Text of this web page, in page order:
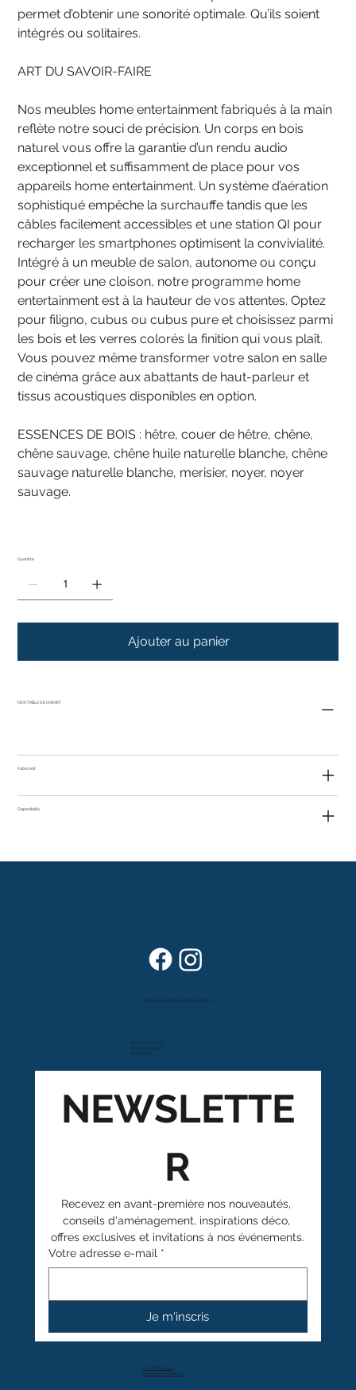
permet d’obtenir une sonorité optimale. Qu’ils soient
intégrés ou solitaires.
ART DU SAVOIR-FAIRE
Nos meubles home entertainment fabriqués à la main
reflète notre souci de précision. Un corps en bois
naturel vous offre la garantie d’un rendu audio
exceptionnel et suffisamment de place pour vos
appareils home entertainment. Un système d’aération
sophistiqué empêche la surchauffe tandis que les
câbles facilement accessibles et une station QI pour
recharger les smartphones optimisent la convivialité.
Intégré à un meuble de salon, autonome ou conçu
pour créer une cloison, notre programme home
entertainment est à la hauteur de vos attentes. Optez
pour filigno, cubus ou cubus pure et choisissez parmi
les bois et les verres colorés la finition qui vous plaît.
Vous pouvez même transformer votre salon en salle
de cinéma grâce aux abattants de haut-parleur et
tissus acoustiques disponibles en option.
ESSENCES DE BOIS : hêtre, couer de hêtre, chêne,
chêne sauvage, chêne huile naturelle blanche, chêne
sauvage naturelle blanche, merisier, noyer, noyer
sauvage.
Quantité
Ajouter au panier
NOX TABLE DE CHEVET
Fabricant
Disponibilité
Route cantonale 4
Case postale 157
1963 Vétroz
Dans vos foyers depuis plus de 80 ans
+41 27 766 40 40
info@anthamatten.ch
NEWSLETTE
R
Recevez en avant-première nos nouveautés,
conseils d'aménagement, inspirations déco,
offres exclusives et invitations à nos événements.
Votre adresse e-mail *
Je m'inscris